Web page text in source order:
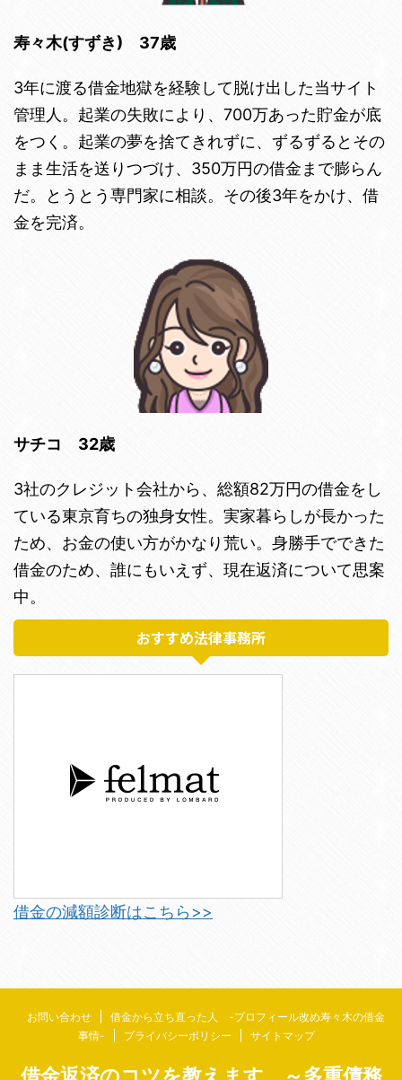
寿々木(すずき) 37歳
3年に渡る借金地獄を経験して脱け出した当サイト
管理人。起業の失敗により、700万あった貯金が底
をつく。起業の夢を捨てきれずに、ずるずるとその
まま生活を送りつづけ、350万円の借金まで膨らん
だ。とうとう専門家に相談。その後3年をかけ、借
金を完済。
サチコ 32歳
3社のクレジット会社から、総額82万円の借金をし
ている東京育ちの独身女性。実家暮らしが長かった
ため、お金の使い方がかなり荒い。身勝手でできた
借金のため、誰にもいえず、現在返済について思案
中。
おすすめ法律事務所
借金の減額診断はこちら>>
お問い合わせ
借金から立ち直った人 -プロフィール改め寿々木の借金
事情-
プライバシーポリシー サイトマップ